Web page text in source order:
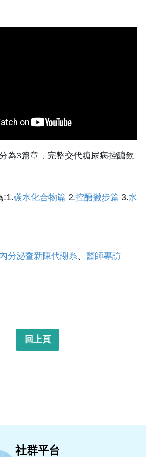
為3篇章，完整交代糖尿病控醣飲
:1.碳水化合物篇 2.控醣撇步篇 3.水
內分泌暨新陳代謝系、 醫師專訪
回上頁
社群平台